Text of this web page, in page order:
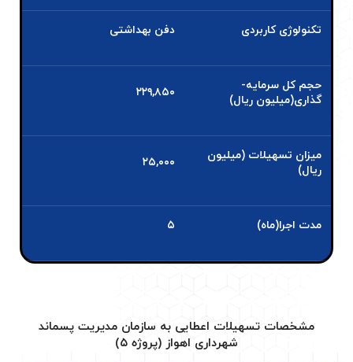
تکنولوژی کاربردی دفن بهداشتی
حجم کل سرمایه­
گذاری(میلیون ریال)
۲۲۹,۸۵۰
میزان تسهیلات (میلیون
ریال)
۲۵,۰۰۰
مدت اجرا(ماه) ۵
مشخصات تسهیلات اعطایی به سازمان مدیریت پسماند
شهرداری اهواز (پروژه ۵)